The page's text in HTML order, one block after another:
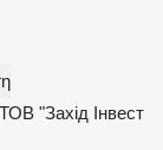
"Захід Інвест